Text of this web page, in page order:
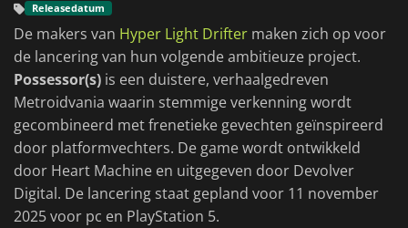
Releasedatum
De makers van Hyper Light Drifter maken zich op voor
de lancering van hun volgende ambitieuze project.
Possessor(s) is een duistere, verhaalgedreven
Metroidvania waarin stemmige verkenning wordt
gecombineerd met frenetieke gevechten geïnspireerd
door platformvechters. De game wordt ontwikkeld
door Heart Machine en uitgegeven door Devolver
Digital. De lancering staat gepland voor 11 november
2025 voor pc en PlayStation 5.